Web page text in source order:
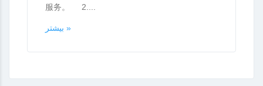
服务。 2....
بیشتر »